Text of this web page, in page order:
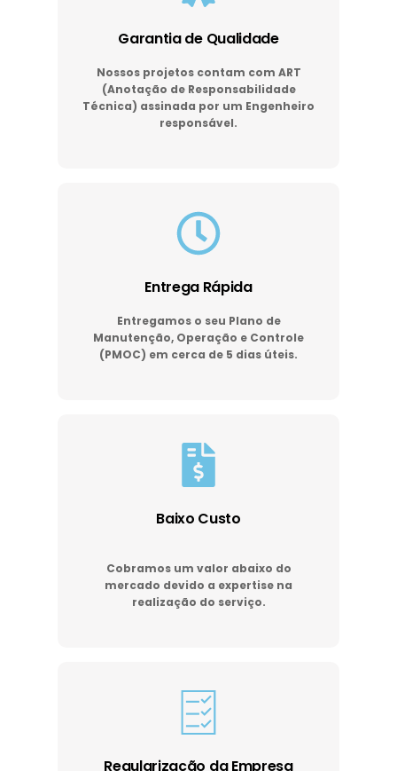
Garantia de Qualidade
Nossos projetos contam com ART
(Anotação de Responsabilidade
Técnica) assinada por um Engenheiro
responsável.
Entrega Rápida
Entregamos o seu Plano de
Manutenção, Operação e Controle
(PMOC) em cerca de 5 dias úteis.
Baixo Custo
Cobramos um valor abaixo do
mercado devido a expertise na
realização do serviço.
Regularização da Empresa